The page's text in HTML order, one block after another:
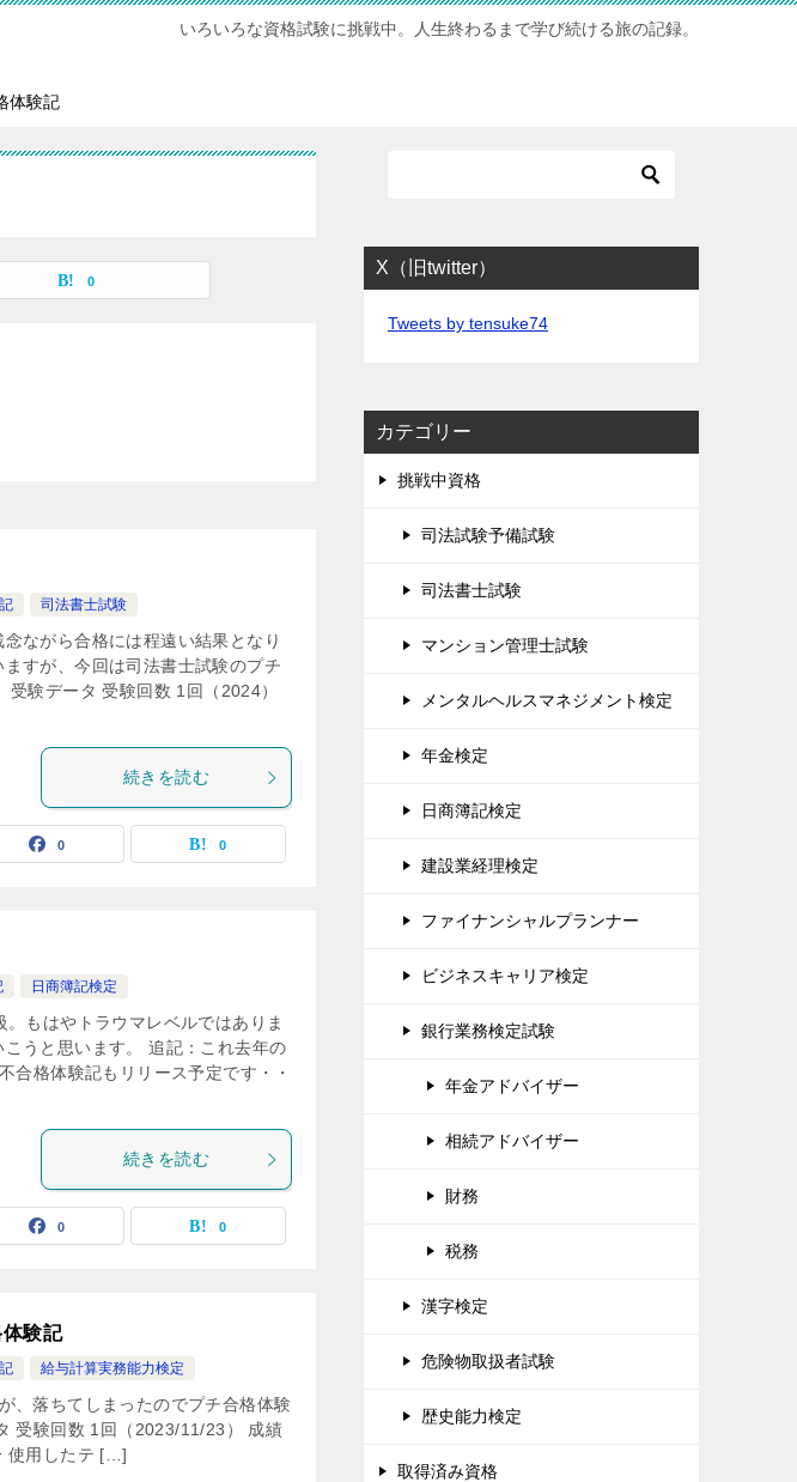
いろいろな資格試験に挑戦中。人生終わるまで学び続ける旅の記録。
体験記
0
司法書士試験
ながら合格には程遠い結果となり
すが、今回は司法書士試験のプチ
験データ 受験回数 1回（2024）
続きを読む
0 0
日商簿記検定
もはやトラウマレベルではありま
うと思います。 追記：これ去年の
合格体験記もリリース予定です・・
続きを読む
0 0
験記
給与計算実務能力検定
、落ちてしまったのでプチ合格体験
受験回数 1回（2023/11/23） 成績
使用したテ […]
X（旧twitter）
Tweets by tensuke74
カテゴリー
挑戦中資格
司法試験予備試験
司法書士試験
マンション管理士試験
メンタルヘルスマネジメント検定
年金検定
日商簿記検定
建設業経理検定
ファイナンシャルプランナー
ビジネスキャリア検定
銀行業務検定試験
年金アドバイザー
相続アドバイザー
財務
税務
漢字検定
危険物取扱者試験
歴史能力検定
取得済み資格